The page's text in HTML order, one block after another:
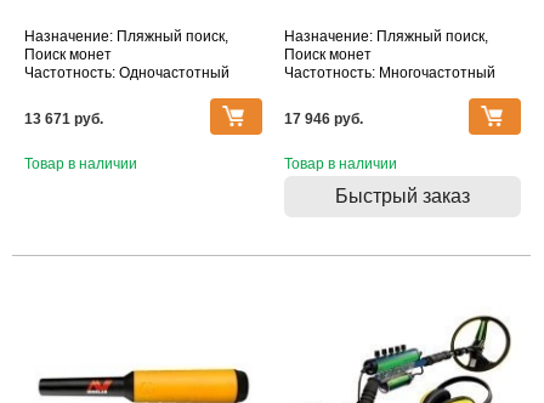
Назначение: Пляжный поиск,
Поиск монет
Частотность: Одночастотный
Водонепроницаемость: Катушка
13 671 pуб.
Товар в наличии
Назначение: Пляжный поиск,
Поиск монет
Частотность: Многочастотный
Водонепроницаемость: Катушка
17 946 pуб.
Товар в наличии
Быстрый заказ